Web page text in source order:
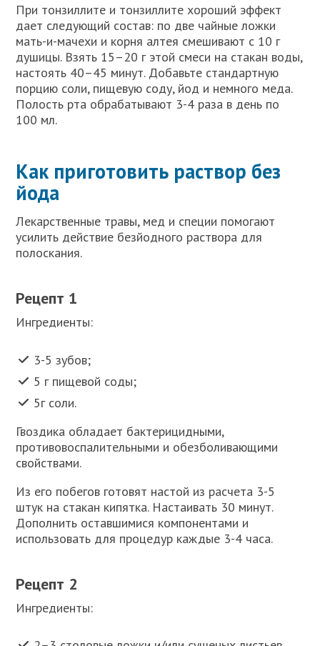
При тонзиллите и тонзиллите хороший эффект
дает следующий состав: по две чайные ложки
мать-и-мачехи и корня алтея смешивают с 10 г
душицы. Взять 15–20 г этой смеси на стакан воды,
настоять 40–45 минут. Добавьте стандартную
порцию соли, пищевую соду, йод и немного меда.
Полость рта обрабатывают 3-4 раза в день по
100 мл.
Как приготовить раствор без
йода
Лекарственные травы, мед и специи помогают
усилить действие безйодного раствора для
полоскания.
Рецепт 1
Ингредиенты:
3-5 зубов;
5 г пищевой соды;
5г соли.
Гвоздика обладает бактерицидными,
противовоспалительными и обезболивающими
свойствами.
Из его побегов готовят настой из расчета 3-5
штук на стакан кипятка. Настаивать 30 минут.
Дополнить оставшимися компонентами и
использовать для процедур каждые 3-4 часа.
Рецепт 2
Ингредиенты: